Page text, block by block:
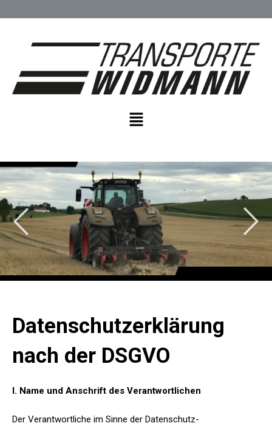
Datenschutzerklärung
nach der DSGVO
I. Name und Anschrift des Verantwortlichen
Der Verantwortliche im Sinne der Datenschutz-